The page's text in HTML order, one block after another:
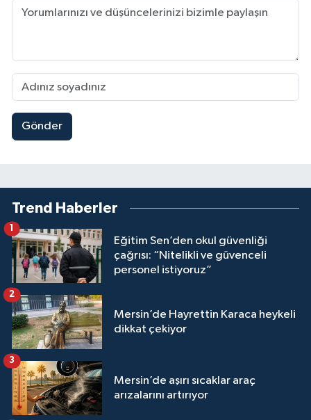
Gönder
Trend Haberler
Eğitim Sen’den okul güvenliği
çağrısı: “Nitelikli ve güvenceli
personel istiyoruz”
1
Mersin’de Hayrettin Karaca heykeli
dikkat çekiyor
2
Mersin’de aşırı sıcaklar araç
arızalarını artırıyor
3